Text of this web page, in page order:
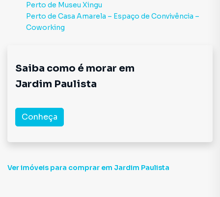
Perto de Museu Xingu
Perto de Casa Amarela – Espaço de Convivência –
Coworking
Saiba como é morar em
Jardim Paulista
Conheça
Ver imóveis para comprar em Jardim Paulista